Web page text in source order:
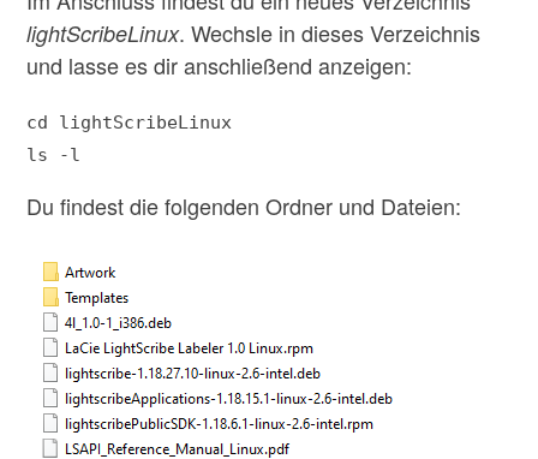
lightScribeLinux. Wechsle in dieses Verzeichnis
und lasse es dir anschließend anzeigen:
cd lightScribeLinux
ls -l
Du findest die folgenden Ordner und Dateien: